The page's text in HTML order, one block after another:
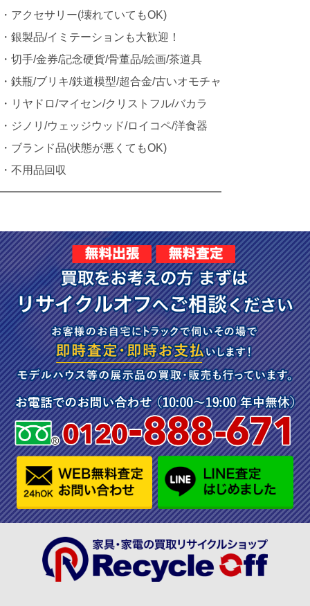
・アクセサリー(壊れていてもOK)
・銀製品/イミテーションも大歓迎！
・切手/金券/記念硬貨/骨董品/絵画/茶道具
・鉄瓶/ブリキ/鉄道模型/超合金/古いオモチャ
・リヤドロ/マイセン/クリストフル/バカラ
・ジノリ/ウェッジウッド/ロイコペ/洋食器
・ブランド品(状態が悪くてもOK)
・不用品回収
━━━━━━━━━━━━━━━━━━━━